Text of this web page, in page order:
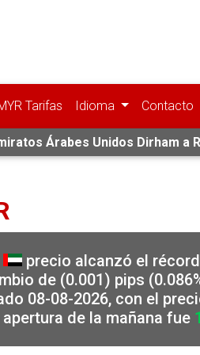
Tarifas Idioma Contacto
Árabes Unidos Dirham a
precio alcanzó el
de (0.001) pips
08-08-2026, con el
de la mañana fue